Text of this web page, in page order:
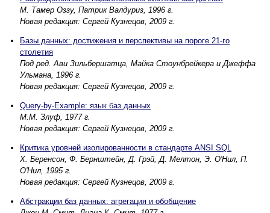
М. Тамер Оззу, Патрик Валдуриз, 1996 г.
Новая редакция: Сергей Кузнецов, 2009 г.
Базы данных: достижения и перспективы на пороге 21-го
столетия
Под ред. Ави Зильбершатца, Майка Стоунбрейкера и Джеффа
Ульмана, 1996 г.
Новая редакция: Сергей Кузнецов, 2009 г.
Query-by-Example: язык баз данных
М.М. Злуф, 1977 г.
Новая редакция: Сергей Кузнецов, 2009 г.
Критика уровней изолированности в стандарте ANSI SQL
Х. Беренсон, Ф. Бернштейн, Д. Грэй, Д. Мелтон, Э. О'Нил, П.
О'Нил, 1995 г.
Новая редакция: Сергей Кузнецов, 2009 г.
Абстракции баз данных: агрегация и обобщение